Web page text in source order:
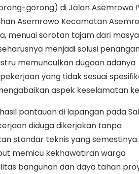
gorong) di Jalan Asemrowo
Asemrowo Kecamatan
menuai sorotan tajam dari
menjadi solusi
memunculkan dugaan adanya
yang tidak sesuai
aspek keselamatan
pantauan di lapangan pada
diduga dikerjakan tanpa
standar teknis yang semestinya.
memicu kekhawatiran warga
bangunan dan daya tahan